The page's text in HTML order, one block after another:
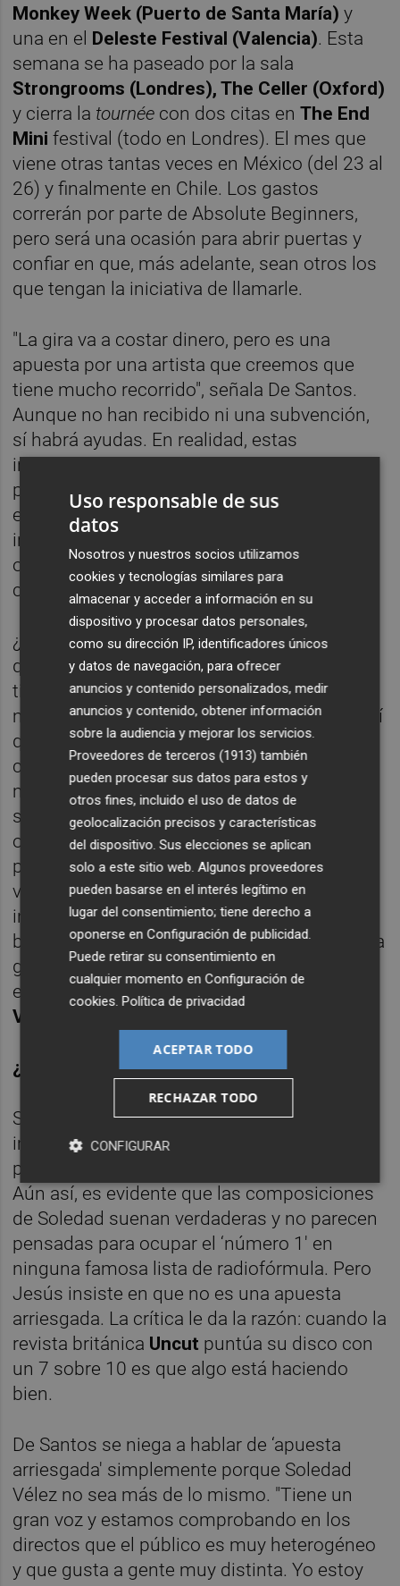
Monkey Week (Puerto de Santa María) y
una en el Deleste Festival (Valencia). Esta
semana se ha paseado por la sala
Strongrooms (Londres), The Celler (Oxford)
y cierra la tournée con dos citas enThe End
Mini festival (todo en Londres). El mes que
viene otras tantas veces en México (del 23 al
26) y finalmente en Chile. Los gastos
correrán por parte de Absolute Beginners,
pero será una ocasión para abrir puertas y
confiar en que, más adelante, sean otros los
que tengan la iniciativa de llamarle.
"La gira va a costar dinero, pero es una
apuesta por una artista que creemos que
tiene mucho recorrido", señala De Santos.
Aunque no han recibido ni una subvención,
sí habrá ayudas. En realidad, estas
instituciones no tienen ninguna partida para
promocionar música como tal, pero es
evidente que, en el fondo, esto es una
inversión en un producto y el objetivo es
obtener beneficios, así que al final sí
consiguieron.
¿Vale la pena arriesgarse? Soledad no cree
que se esté arriesgando. "Hace mucho
tiempo decidí que lo mío es la música y el
momento que me ha tocado vivir es este, así
que tengo que intentarlo en estas
condiciones", explica. Su camino no es el
más fácil, empezar en salas pequeñas e ir
subiendo escalones poco a poco. Otra
opción sería intentarlo en alguno de esos
programas para talentos en la televisión. "La
verdad es que no tengo nada contra ellos e
incluso me gusta verlos. Pueden ser una
buena forma de darse a conocer para mucha
gente, loúnico es que mi forma de entender
esto no pasa por ahí", explica a
ValenciaPlaza.com
¿Apuesta arriesgada?
Se podría decir que un cantante que decide
imitar a otro tiene, en cierto modo, un ‘estilo
personal' así que la etiqueta no dice mucho.
Aún así, es evidente que las composiciones
de Soledad suenan verdaderas y no parecen
pensadas para ocupar el ‘número 1' en
ninguna famosa lista de radiofórmula. Pero
Jesús insiste en que no es una apuesta
arriesgada. La crítica le da la razón: cuando la
revista británica Uncut puntúa su disco con
un 7 sobre 10 es que algo está haciendo
bien.
De Santos se niega a hablar de ‘apuesta
arriesgada' simplemente porque Soledad
Vélez no sea más de lo mismo. "Tiene un
gran voz y estamos comprobando en los
directos que el público es muy heterogéneo
y que gusta a gente muy distinta. Yo estoy
Uso responsable de sus
datos
Nosotros y nuestros socios utilizamos
cookies y tecnologías similares para
almacenar y acceder a información en su
dispositivo y procesar datos personales,
como su dirección IP, identificadores únicos
y datos de navegación, para ofrecer
anuncios y contenido personalizados, medir
anuncios y contenido, obtener información
sobre la audiencia y mejorar los servicios.
Proveedores de terceros (1913) también
pueden procesar sus datos para estos y
otros fines, incluido el uso de datos de
geolocalización precisos y características
del dispositivo. Sus elecciones se aplican
solo a este sitio web. Algunos proveedores
pueden basarse en el interés legítimo en
lugar del consentimiento; tiene derecho a
oponerse enConfiguración de publicidad
Puede retirar su consentimiento en
cualquier momento enConfiguración de
cookies .Política de privacidad
ACEPTAR TODO
RECHAZAR TODO
CONFIGURAR